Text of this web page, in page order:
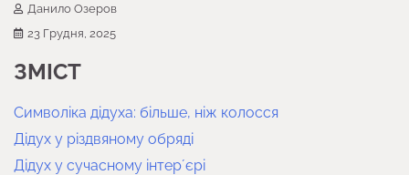
Данило Озеров
23 Грудня, 2025
ЗМІСТ
Символіка дідуха: більше, ніж колосся
Дідух у різдвяному обряді
Дідух у сучасному інтерʼєрі